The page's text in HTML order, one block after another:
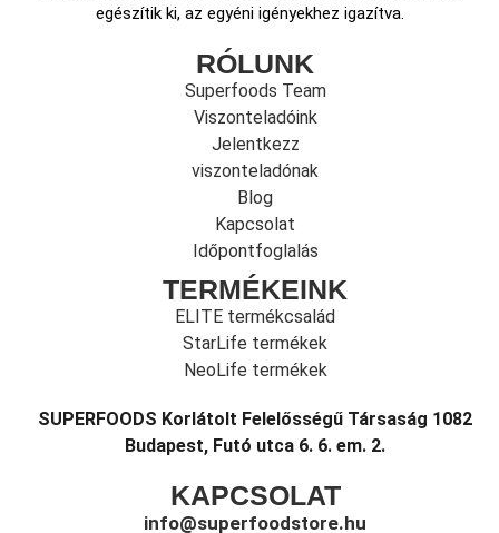
egészítik ki, az egyéni igényekhez igazítva.
RÓLUNK
Superfoods Team
Viszonteladóink
Jelentkezz
viszonteladónak
Blog
Kapcsolat
Időpontfoglalás
TERMÉKEINK
ELITE termékcsalád
StarLife termékek
NeoLife termékek
SUPERFOODS Korlátolt Felelősségű Társaság 1082
Budapest, Futó utca 6. 6. em. 2.
KAPCSOLAT
info@superfoodstore.hu